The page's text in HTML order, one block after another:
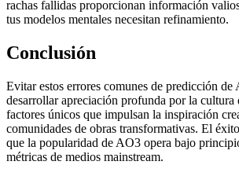
rachas fallidas proporcionan información
tus modelos mentales necesitan refinamiento.
Conclusión
Evitar estos errores comunes de predicción
desarrollar apreciación profunda por la
factores únicos que impulsan la inspiración
comunidades de obras transformativas. El
que la popularidad de AO3 opera bajo
métricas de medios mainstream.